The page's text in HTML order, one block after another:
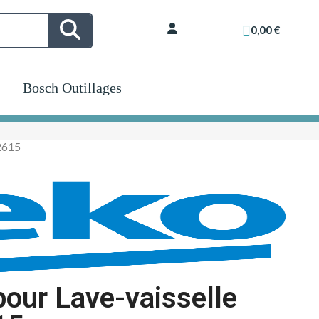
0,00 €
Bosch Outillages
Lave-vaisselle